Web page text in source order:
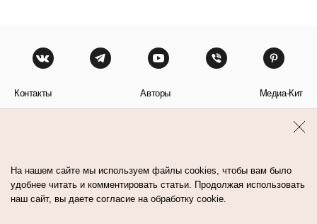
Контакты Авторы Медиа-Кит
На нашем сайте мы используем файлы cookies, чтобы вам было
удобнее читать и комментировать статьи. Продолжая использовать
наш сайт, вы даете согласие на обработку cookie.